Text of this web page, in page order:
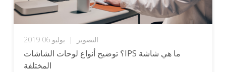
التصوير | يوليو 06 2019
ما هي شاشة IPS؟ توضيح أنواع لوحات الشاشات
المختلفة